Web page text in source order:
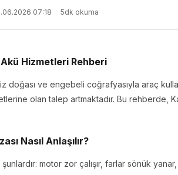
07:18 5dk okuma
Hizmetleri Rehberi
doğası ve engebeli coğrafyasıyla araç
olan talep artmaktadır. Bu rehberde,
Nasıl Anlaşılır?
motor zor çalışır, farlar sönük